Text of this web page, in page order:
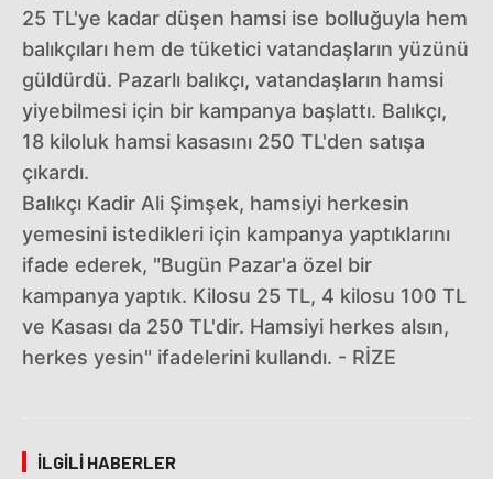
25 TL'ye kadar düşen hamsi ise bolluğuyla hem
balıkçıları hem de tüketici vatandaşların yüzünü
güldürdü. Pazarlı balıkçı, vatandaşların hamsi
yiyebilmesi için bir kampanya başlattı. Balıkçı,
18 kiloluk hamsi kasasını 250 TL'den satışa
çıkardı.
Balıkçı Kadir Ali Şimşek, hamsiyi herkesin
yemesini istedikleri için kampanya yaptıklarını
ifade ederek, "Bugün Pazar'a özel bir
kampanya yaptık. Kilosu 25 TL, 4 kilosu 100 TL
ve Kasası da 250 TL'dir. Hamsiyi herkes alsın,
herkes yesin" ifadelerini kullandı. - RİZE
İLGILI HABERLER